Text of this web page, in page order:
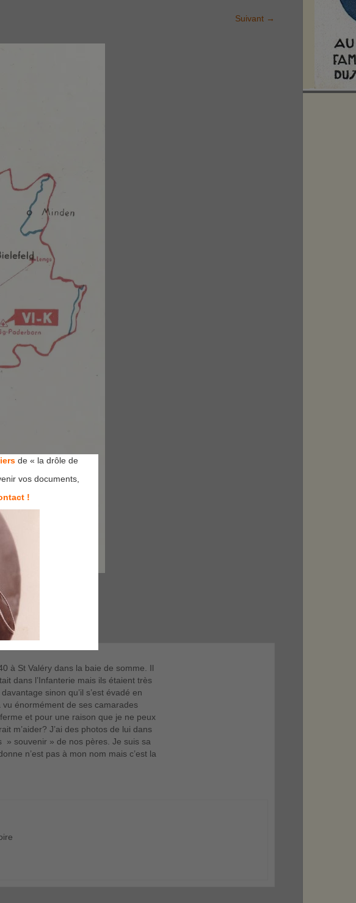
Suivant →
»
à St Valéry dans la baie de somme. Il
dans l’Infanterie mais ils étaient très
sinon qu’il s’est évadé en
énormément de ses camarades
et pour une raison que je ne peux
m’aider? J’ai des photos de lui dans
» souvenir » de nos pères. Je suis sa
n’est pas à mon nom mais c’est la
de « la drôle de
vos documents,
!